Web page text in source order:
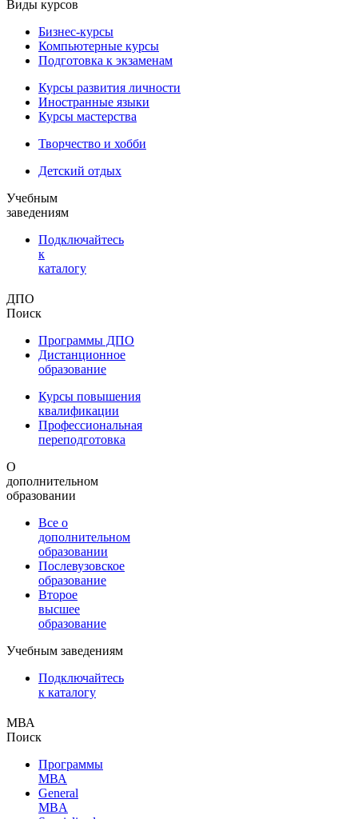
Виды курсов
Бизнес-курсы
Компьютерные курсы
Подготовка к экзаменам
Курсы развития личности
Иностранные языки
Курсы мастерства
Творчество и хобби
Детский отдых
Учебным
заведениям
Подключайтесь
к
каталогу
ДПО
Поиск
Программы ДПО
Дистанционное
образование
Курсы повышения
квалификации
Профессиональная
переподготовка
О
дополнительном
образовании
Все о
дополнительном
образовании
Послевузовское
образование
Второе
высшее
образование
Учебным заведениям
Подключайтесь
к каталогу
МВА
Поиск
Программы
МВА
General
MBA